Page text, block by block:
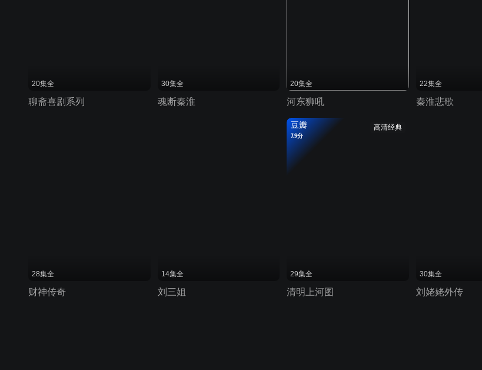
20集全
聊斋喜剧系列
30集全
魂断秦淮
20集全
河东狮吼
22集全
秦淮悲歌
28集全
财神传奇
14集全
刘三姐
高清经典
豆瓣
7.9分
29集全
清明上河图
30集全
刘姥姥外传